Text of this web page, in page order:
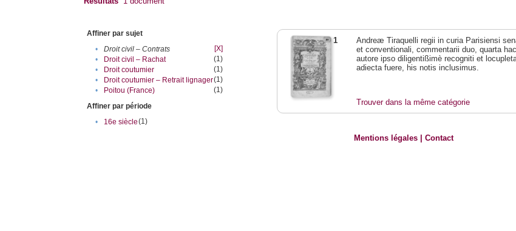
Affiner par sujet
•
Droit civil – Contrats
[X]
•
Droit civil – Rachat
(1)
•
Droit coutumier
(1)
•
Droit coutumier – Retrait lignager(1)
•
Poitou (France)
(1)
Affiner par période
•
16e siècle(1)
1
Andreæ Tiraquelli regii in curia Parisiensi
et conventionali, commentarii duo, quarta
autore ipso diligentißimè recogniti et
adiecta fuere, his notis inclusimus.
Trouver dans la même catégorie
Mentions légales |Contact